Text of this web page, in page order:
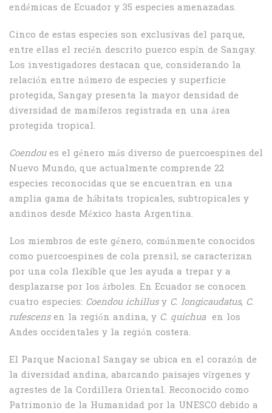
endémicas de Ecuador y 35 especies amenazadas.
Cinco de estas especies son exclusivas del parque,
entre ellas el recién descrito puerco espín de Sangay.
Los investigadores destacan que, considerando la
relación entre número de especies y superficie
protegida, Sangay presenta la mayor densidad de
diversidad de mamíferos registrada en una área
protegida tropical.
Coendoues el género más diverso de puercoespines del
Nuevo Mundo, que actualmente comprende 22
especies reconocidas que se encuentran en una
amplia gama de hábitats tropicales, subtropicales y
andinos desde México hasta Argentina.
Los miembros de este género, comúnmente conocidos
como puercoespines de cola prensil, se caracterizan
por una cola flexible que les ayuda a trepar y a
desplazarse por los árboles. En Ecuador se conocen
cuatro especies: Coendou ichillusy C. longicaudatus, C.
rufescensen la región andina, y C. quichuaen los
Andes occidentales y la región costera.
El Parque Nacional Sangay se ubica en el corazón de
la diversidad andina, abarcando paisajes vírgenes y
agrestes de la Cordillera Oriental. Reconocido como
Patrimonio de la Humanidad por la UNESCO debido a